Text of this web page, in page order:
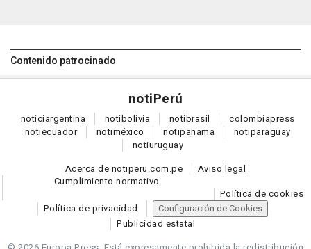
Contenido patrocinado
notiPerú
noticiargentina notibolivia notibrasil colombiapress
notiecuador notiméxico notipanama notiparaguay
notiuruguay
Acerca de notiperu.com.pe
Aviso legal
Cumplimiento normativo
Política de cookies
Política de privacidad
Configuración de Cookies
Publicidad estatal